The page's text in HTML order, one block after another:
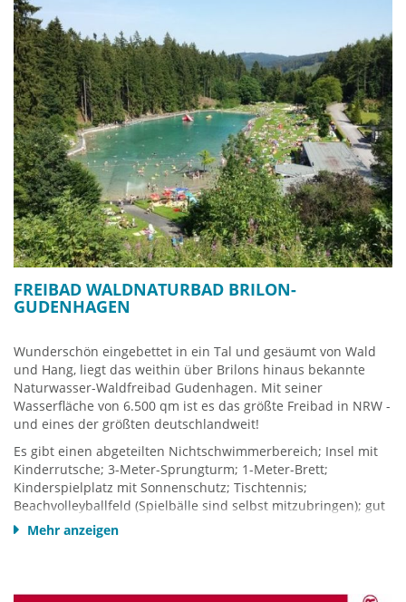
FREIBAD WALDNATURBAD BRILON-
GUDENHAGEN
Wunderschön eingebettet in ein Tal und gesäumt von Wald
und Hang, liegt das weithin über Brilons hinaus bekannte
Naturwasser-Waldfreibad Gudenhagen. Mit seiner
Wasserfläche von 6.500 qm ist es das größte Freibad in NRW -
und eines der größten deutschlandweit!
Es gibt einen abgeteilten Nichtschwimmerbereich; Insel mit
Kinderrutsche; 3-Meter-Sprungturm; 1-Meter-Brett;
Kinderspielplatz mit Sonnenschutz; Tischtennis;
Beachvolleyballfeld (Spielbälle sind selbst mitzubringen); gut
sortierter Kiosk; kostenloses WLAN
Mehr anzeigen